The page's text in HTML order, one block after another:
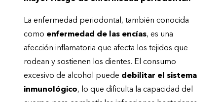
La enfermedad periodontal, también conocida
como enfermedad de las encías, es una
afección inflamatoria que afecta los tejidos que
rodean y sostienen los dientes. El consumo
excesivo de alcohol puede debilitar el sistema
inmunológico, lo que dificulta la capacidad del